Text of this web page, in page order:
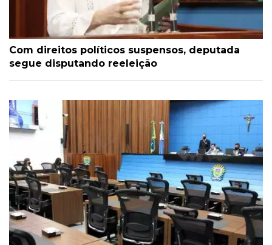
Com direitos políticos suspensos, deputada
segue disputando reeleição